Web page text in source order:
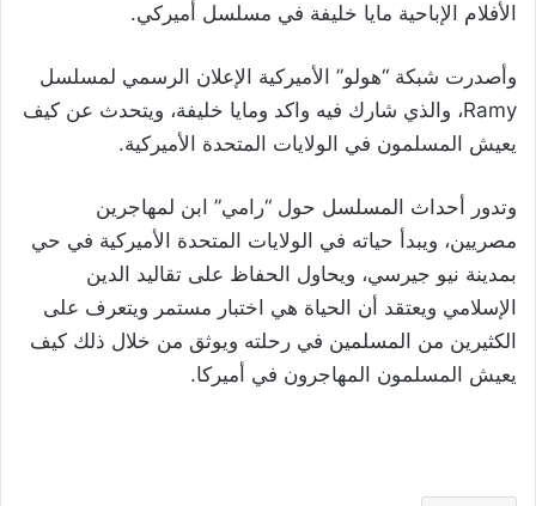
الأفلام الإباحية مايا خليفة في مسلسل أميركي.
وأصدرت شبكة “هولو” الأميركية الإعلان الرسمي لمسلسل
Ramy، والذي شارك فيه واكد ومايا خليفة، ويتحدث عن كيف
يعيش المسلمون في الولايات المتحدة الأميركية.
وتدور أحداث المسلسل حول “رامي” ابن لمهاجرين
مصريين، ويبدأ حياته في الولايات المتحدة الأميركية في حي
بمدينة نيو جيرسي، ويحاول الحفاظ على تقاليد الدين
الإسلامي ويعتقد أن الحياة هي اختبار مستمر ويتعرف على
الكثيرين من المسلمين في رحلته ويوثق من خلال ذلك كيف
يعيش المسلمون المهاجرون في أميركا.